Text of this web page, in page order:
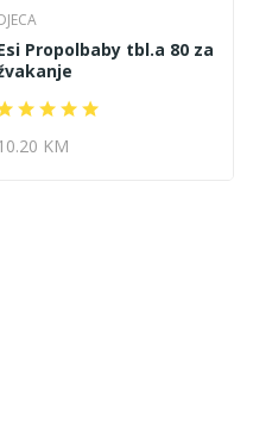
Propolbaby tbl.a 80 za
KM